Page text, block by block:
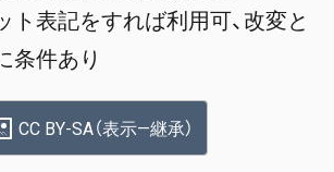
ト表記をすれば利用可、改変と
条件あり
CC BY-SA（表示—継承）